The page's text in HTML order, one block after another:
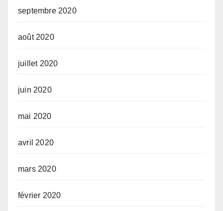
septembre 2020
août 2020
juillet 2020
juin 2020
mai 2020
avril 2020
mars 2020
février 2020